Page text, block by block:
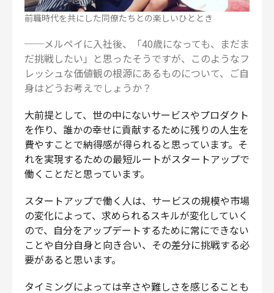
前職時代を共にした同僚たちとの楽しいひととき
──メルペイに入社後、「40歳になっても、まだま
だ挑戦したい」と思ったそうですが、このようなフ
レッシュな価値観の根源にあるものについて、ご自
身はどうお考えでしょうか？
大前提として、世の中にないサービスやプロダクト
を作り、誰かの幸せに貢献するために残りの人生を
費やすことで納得感が得られると思っています。そ
れを実現するための最短ルートがスタートアップで
働くことだと思っています。
スタートアップで働く人は、サービスの規模や市場
の変化によって、求められるスキルが変化していく
ので、自分をアップデートするために常にできない
ことや自分自身と向き合い、その差分に挑戦する必
要があると思います。
タイミングによっては辛さや難しさを感じることも